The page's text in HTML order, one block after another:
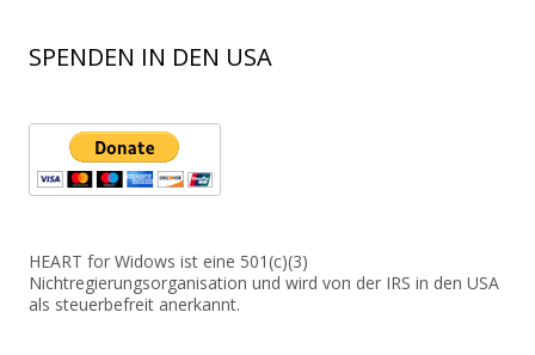
SPENDEN IN DEN USA
HEART for Widows ist eine 501(c)(3)
Nichtregierungsorganisation und wird von der IRS in den USA
als steuerbefreit anerkannt.